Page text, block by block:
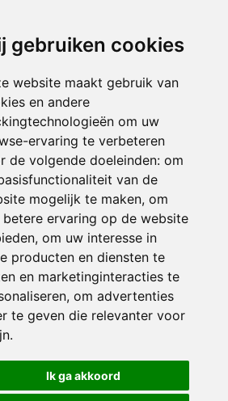
gebruiken cookies
website maakt gebruik van
en andere
om uw
ervaring te verbeteren
de volgende doeleinden: om
van de
mogelijk te maken, om
betere ervaring op de website
, om uw interesse in
producten en diensten te
en marketinginteracties te
, om advertenties
te geven die relevanter voor
.
Ik ga akkoord
Antiek
Antiek
Antiek
corbion
Antiek
cugnon